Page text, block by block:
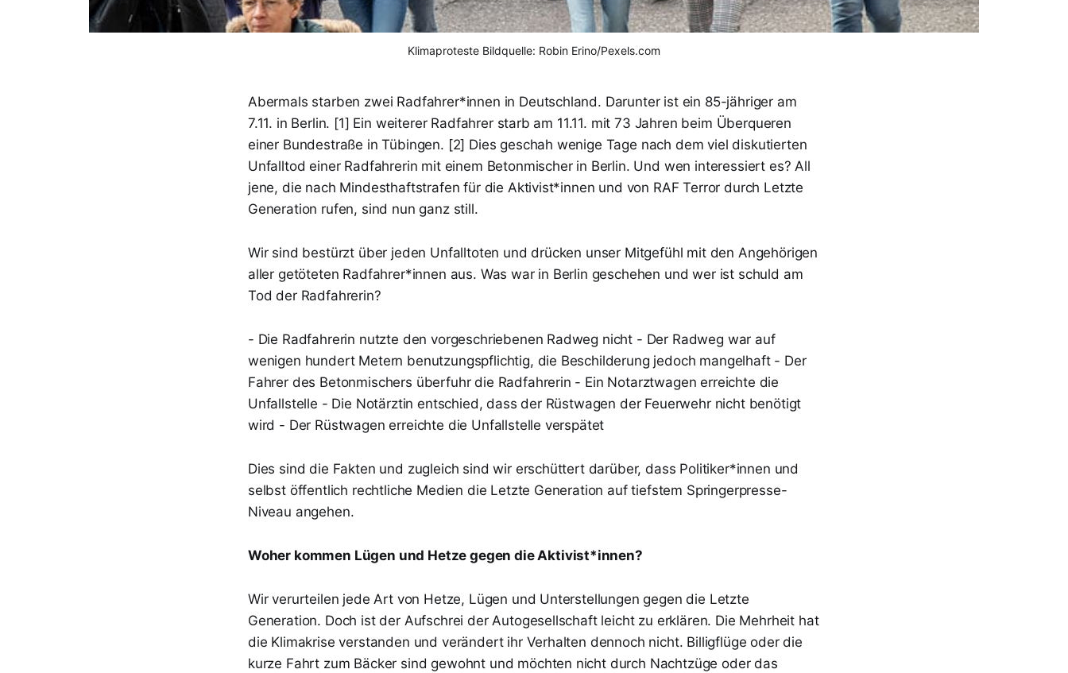
Klimaproteste Bildquelle: Robin Erino/Pexels.com
Abermals starben zwei Radfahrer*innen in Deutschland. Darunter ist ein 85-jähriger am
7.11. in Berlin. [1] Ein weiterer Radfahrer starb am 11.11. mit 73 Jahren beim Überqueren
einer Bundestraße in Tübingen. [2] Dies geschah wenige Tage nach dem viel diskutierten
Unfalltod einer Radfahrerin mit einem Betonmischer in Berlin. Und wen interessiert es? All
jene, die nach Mindesthaftstrafen für die Aktivist*innen und von RAF Terror durch Letzte
Generation rufen, sind nun ganz still.
Wir sind bestürzt über jeden Unfalltoten und drücken unser Mitgefühl mit den Angehörigen
aller getöteten Radfahrer*innen aus. Was war in Berlin geschehen und wer ist schuld am
Tod der Radfahrerin?
- Die Radfahrerin nutzte den vorgeschriebenen Radweg nicht - Der Radweg war auf
wenigen hundert Metern benutzungspflichtig, die Beschilderung jedoch mangelhaft - Der
Fahrer des Betonmischers überfuhr die Radfahrerin - Ein Notarztwagen erreichte die
Unfallstelle - Die Notärztin entschied, dass der Rüstwagen der Feuerwehr nicht benötigt
wird - Der Rüstwagen erreichte die Unfallstelle verspätet
Dies sind die Fakten und zugleich sind wir erschüttert darüber, dass Politiker*innen und
selbst öffentlich rechtliche Medien die Letzte Generation auf tiefstem Springerpresse-
Niveau angehen.
Woher kommen Lügen und Hetze gegen die Aktivist*innen?
Wir verurteilen jede Art von Hetze, Lügen und Unterstellungen gegen die Letzte
Generation. Doch ist der Aufschrei der Autogesellschaft leicht zu erklären. Die Mehrheit hat
die Klimakrise verstanden und verändert ihr Verhalten dennoch nicht. Billigflüge oder die
kurze Fahrt zum Bäcker sind gewohnt und möchten nicht durch Nachtzüge oder das